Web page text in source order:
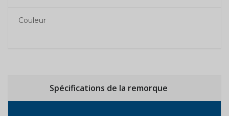
Couleur
Spécifications de la remorque